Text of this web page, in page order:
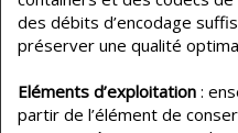
des débits d’encodage
préserver une qualité
Eléments d’exploitation :
partir de l’élément de